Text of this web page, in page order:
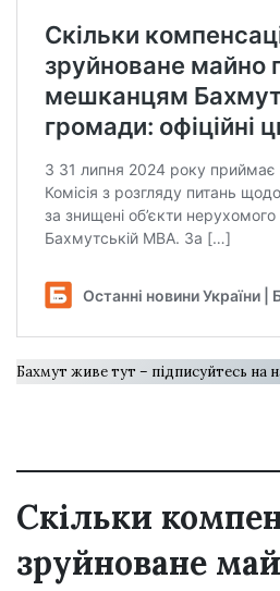
Бахмут живе тут – підписуйтесь на
Скільки
зруйноване